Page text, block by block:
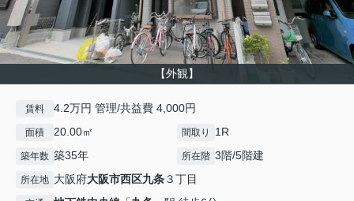
【外観】
賃料 4.2万円 管理/共益費 4,000円
面積 20.00㎡ 間取り 1R
築年数 築35年 所在階 3階/5階建
所在地 大阪府大阪市西区九条３丁目